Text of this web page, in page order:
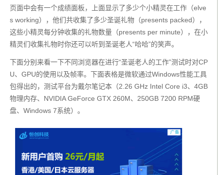
页面中会有一个成绩面板，上面显示了多少个小精灵在工作（elve
s working），他们共收集了多少圣诞礼物（presents packed），
这些小精灵每分钟收集的礼物数量（presents per minute），在小
精灵们收集礼物时你还可以听到圣诞老人“哈哈”的笑声。
下面分别来看一下不同浏览器在进行“圣诞老人的工作”测试时对CP
U、GPU的使用以及帧率。下面表格是微软通过Windows性能工具
包得出的，测试平台为戴尔笔记本（2.26 GHz Intel Core i3、4GB
物理内存、NVIDIA GeForce GTX 260M、250GB 7200 RPM硬
盘、Windows 7系统）。